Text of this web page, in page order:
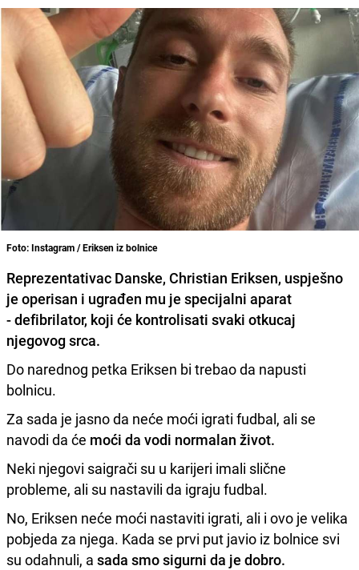
Foto: Instagram / Eriksen iz bolnice
Reprezentativac Danske, Christian Eriksen, uspješno
je operisan i ugrađen mu je specijalni aparat
- defibrilator, koji će kontrolisati svaki otkucaj
njegovog srca.
Do narednog petka Eriksen bi trebao da napusti
bolnicu.
Za sada je jasno da neće moći igrati fudbal, ali se
navodi da će moći da vodi normalan život.
Neki njegovi saigrači su u karijeri imali slične
probleme, ali su nastavili da igraju fudbal.
No, Eriksen neće moći nastaviti igrati, ali i ovo je velika
pobjeda za njega. Kada se prvi put javio iz bolnice svi
su odahnuli, a sada smo sigurni da je dobro.